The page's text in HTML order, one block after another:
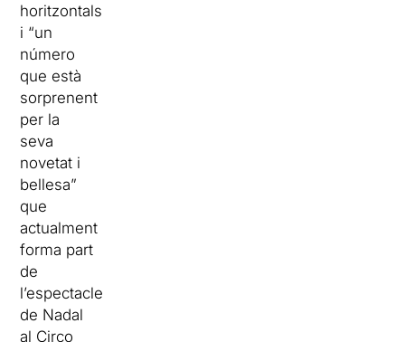
horitzontals
i “un
número
que està
sorprenent
per la
seva
novetat i
bellesa”
que
actualment
forma part
de
l’espectacle
de Nadal
al Circo